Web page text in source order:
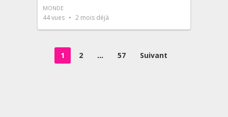
MONDE
44vues 2 mois déjà
1 2 … 57 Suivant